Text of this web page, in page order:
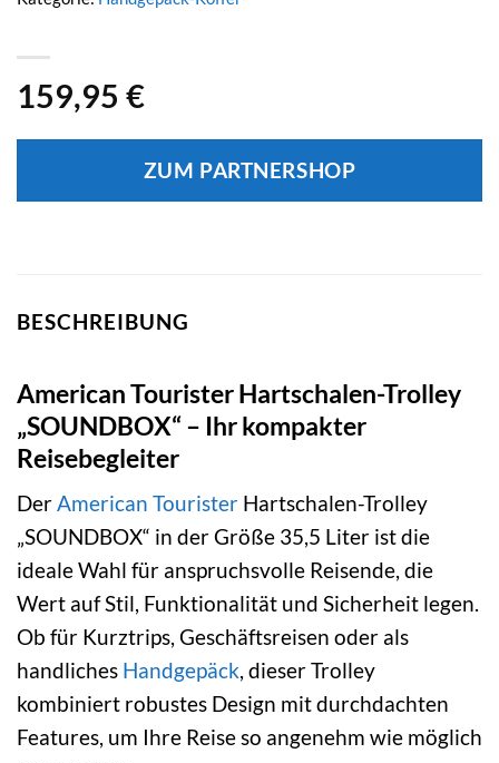
159,95 €
ZUM PARTNERSHOP
BESCHREIBUNG
American Tourister Hartschalen-Trolley
„SOUNDBOX“ – Ihr kompakter
Reisebegleiter
DerAmerican Tourister Hartschalen-Trolley
„SOUNDBOX“ in der Größe 35,5 Liter ist die
ideale Wahl für anspruchsvolle Reisende, die
Wert auf Stil, Funktionalität und Sicherheit legen.
Ob für Kurztrips, Geschäftsreisen oder als
handliches Handgepäck, dieser Trolley
kombiniert robustes Design mit durchdachten
Features, um Ihre Reise so angenehm wie möglich